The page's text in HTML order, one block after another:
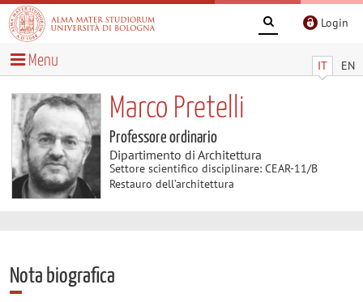
Login
IT EN
Menu
Marco Pretelli
Professore ordinario
Dipartimento di Architettura
Settore scientifico disciplinare: CEAR-11/B
Restauro dell’architettura
Nota biografica